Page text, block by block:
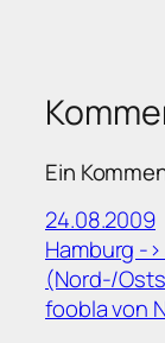
Ein
24.08.2009
Hamburg -
(Nord-/
foobla von